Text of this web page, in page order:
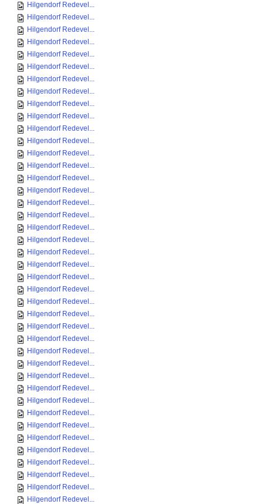
Hilgendorf Redevel...
Hilgendorf Redevel...
Hilgendorf Redevel...
Hilgendorf Redevel...
Hilgendorf Redevel...
Hilgendorf Redevel...
Hilgendorf Redevel...
Hilgendorf Redevel...
Hilgendorf Redevel...
Hilgendorf Redevel...
Hilgendorf Redevel...
Hilgendorf Redevel...
Hilgendorf Redevel...
Hilgendorf Redevel...
Hilgendorf Redevel...
Hilgendorf Redevel...
Hilgendorf Redevel...
Hilgendorf Redevel...
Hilgendorf Redevel...
Hilgendorf Redevel...
Hilgendorf Redevel...
Hilgendorf Redevel...
Hilgendorf Redevel...
Hilgendorf Redevel...
Hilgendorf Redevel...
Hilgendorf Redevel...
Hilgendorf Redevel...
Hilgendorf Redevel...
Hilgendorf Redevel...
Hilgendorf Redevel...
Hilgendorf Redevel...
Hilgendorf Redevel...
Hilgendorf Redevel...
Hilgendorf Redevel...
Hilgendorf Redevel...
Hilgendorf Redevel...
Hilgendorf Redevel...
Hilgendorf Redevel...
Hilgendorf Redevel...
Hilgendorf Redevel...
Hilgendorf Redevel...